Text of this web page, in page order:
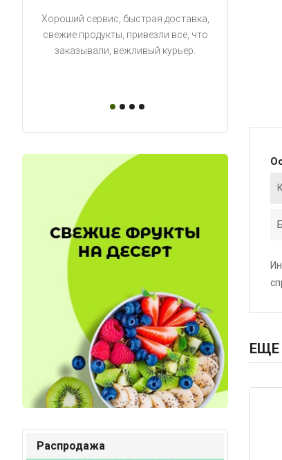
Хороший сервис, быстрая доставка,
свежие продукты, привезли все, что
заказывали, вежливый курьер.
Распродажа
ЕЩЕ
Код: 326